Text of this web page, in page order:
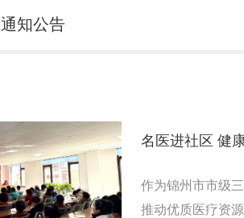
通知公告
名医进社区 健
作为锦州市市级
推动优质医疗资